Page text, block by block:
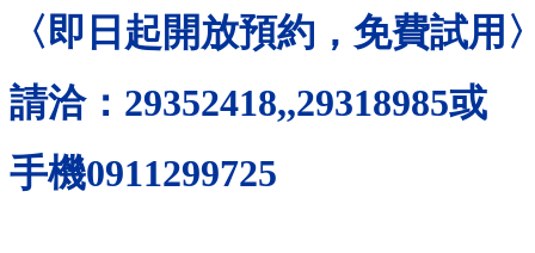
〈即日起開放預約，免費試用
請洽： 29352418,,29318985或
手機0911299725